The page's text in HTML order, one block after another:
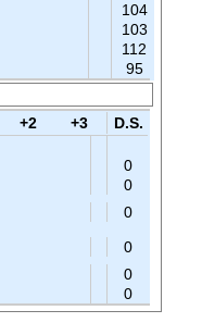
104
103
112
95
+2 +3
D.S.
0
0
0
0
0
0